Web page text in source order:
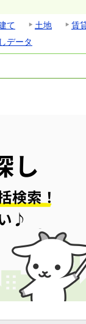
て 土地 賃
データ